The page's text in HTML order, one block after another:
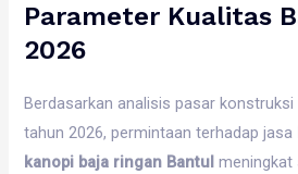
Parameter Kualitas
2026
Berdasarkan analisis pasar
tahun 2026, permintaan terhadap jasa
kanopi baja ringan Bantul meningkat